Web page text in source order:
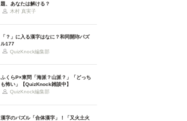
題、あなたは解ける？
木村 真実子
「？」に入る漢字はなに？和同開珎パズ
ル177
QuizKnock編集部
ふくらP×東問「海派？山派？」「どっち
も怖い」【QuizKnock雑談中】
QuizKnock編集部
漢字のパズル「合体漢字」！「又火土火